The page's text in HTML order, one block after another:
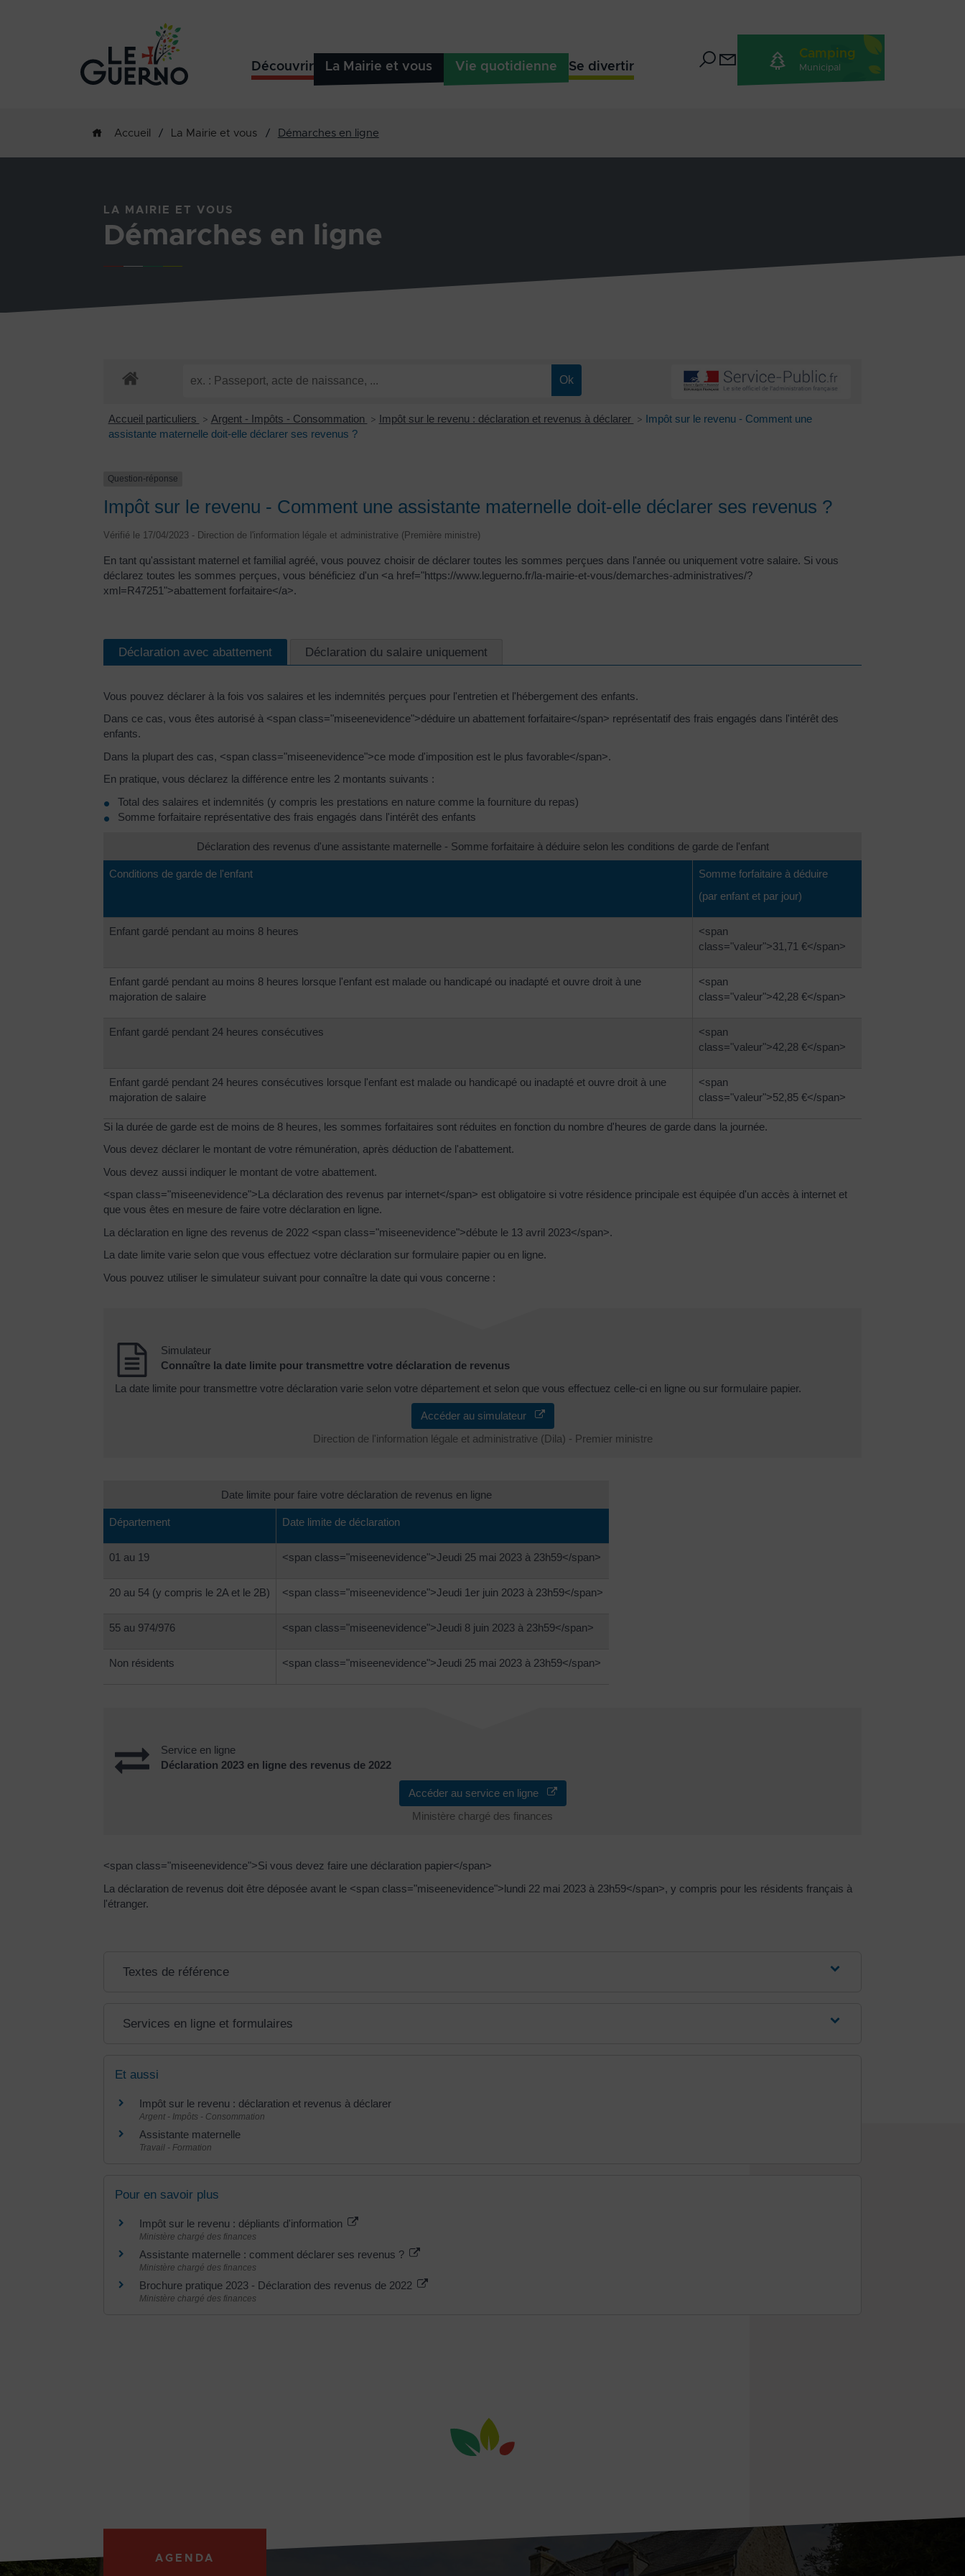
Découvrir La Mairie et vous Vie quotidienne Se divertir
Camping
Municipal
Accueil / La Mairie et vous / Démarches en ligne
LA MAIRIE ET VOUS
Démarches en ligne
Accueil particuliers > Argent - Impôts - Consommation > Impôt sur le revenu : déclaration et revenus à déclarer >
Impôt sur le revenu - Comment une
assistante maternelle doit-elle déclarer ses revenus ?
Question-réponse
Impôt sur le revenu - Comment une assistante maternelle doit-elle déclarer ses revenus ?
Vérifié le 17/04/2023 - Direction de l'information légale et administrative (Première ministre)
En tant qu'assistant maternel et familial agréé, vous pouvez choisir de déclarer toutes les sommes perçues dans l'année ou uniquement votre salaire. Si vous
déclarez toutes les sommes perçues, vous bénéficiez d'un <a href="https://www.leguerno.fr/la-mairie-et-vous/demarches-administratives/?
xml=R47251">abattement forfaitaire</a>.
Déclaration avec abattement Déclaration du salaire uniquement
Vous pouvez déclarer à la fois vos salaires et les indemnités perçues pour l'entretien et l'hébergement des enfants.
Dans ce cas, vous êtes autorisé à <span class="miseenevidence">déduire un abattement forfaitaire</span> représentatif des frais engagés dans l'intérêt des
enfants.
Dans la plupart des cas, <span class="miseenevidence">ce mode d'imposition est le plus favorable</span>.
En pratique, vous déclarez la différence entre les 2 montants suivants :
Total des salaires et indemnités (y compris les prestations en nature comme la fourniture du repas)
Somme forfaitaire représentative des frais engagés dans l'intérêt des enfants
Déclaration des revenus d'une assistante maternelle - Somme forfaitaire à déduire selon les conditions de garde de l'enfant
Conditions de garde de l'enfant
Somme forfaitaire à déduire
(par enfant et par jour)
Enfant gardé pendant au moins 8 heures
<span
class="valeur">31,71 €</span>
Enfant gardé pendant au moins 8 heures lorsque l'enfant est malade ou handicapé ou inadapté et ouvre droit à une
majoration de salaire
<span
class="valeur">42,28 €</span>
Enfant gardé pendant 24 heures consécutives
<span
class="valeur">42,28 €</span>
Enfant gardé pendant 24 heures consécutives lorsque l'enfant est malade ou handicapé ou inadapté et ouvre droit à une
majoration de salaire
<span
class="valeur">52,85 €</span>
Si la durée de garde est de moins de 8 heures, les sommes forfaitaires sont réduites en fonction du nombre d'heures de garde dans la journée.
Vous devez déclarer le montant de votre rémunération, après déduction de l'abattement.
Vous devez aussi indiquer le montant de votre abattement.
<span class="miseenevidence">La déclaration des revenus par internet</span> est obligatoire si votre résidence principale est équipée d'un accès à internet et
que vous êtes en mesure de faire votre déclaration en ligne.
La déclaration en ligne des revenus de 2022 <span class="miseenevidence">débute le 13 avril 2023</span>.
La date limite varie selon que vous effectuez votre déclaration sur formulaire papier ou en ligne.
Vous pouvez utiliser le simulateur suivant pour connaître la date qui vous concerne :
Simulateur
Connaître la date limite pour transmettre votre déclaration de revenus
La date limite pour transmettre votre déclaration varie selon votre département et selon que vous effectuez celle-ci en ligne ou sur formulaire papier.
Accéder au simulateur
Direction de l'information légale et administrative (Dila) - Premier ministre
Date limite pour faire votre déclaration de revenus en ligne
Département Date limite de déclaration
01 au 19 <span class="miseenevidence">Jeudi 25 mai 2023 à 23h59</span>
20 au 54 (y compris le 2A et le 2B) <span class="miseenevidence">Jeudi 1er juin 2023 à 23h59</span>
55 au 974/976 <span class="miseenevidence">Jeudi 8 juin 2023 à 23h59</span>
Non résidents <span class="miseenevidence">Jeudi 25 mai 2023 à 23h59</span>
Service en ligne
Déclaration 2023 en ligne des revenus de 2022
Accéder au service en ligne
Ministère chargé des finances
<span class="miseenevidence">Si vous devez faire une déclaration papier</span>
La déclaration de revenus doit être déposée avant le <span class="miseenevidence">lundi 22 mai 2023 à 23h59</span>, y compris pour les résidents français à
l'étranger.
Textes de référence
Services en ligne et formulaires
Et aussi
Impôt sur le revenu : déclaration et revenus à déclarer
Argent - Impôts - Consommation
Assistante maternelle
Travail - Formation
Pour en savoir plus
Impôt sur le revenu : dépliants d'information
Ministère chargé des finances
Assistante maternelle : comment déclarer ses revenus ?
Ministère chargé des finances
Brochure pratique 2023 - Déclaration des revenus de 2022
Ministère chargé des finances
AGENDA